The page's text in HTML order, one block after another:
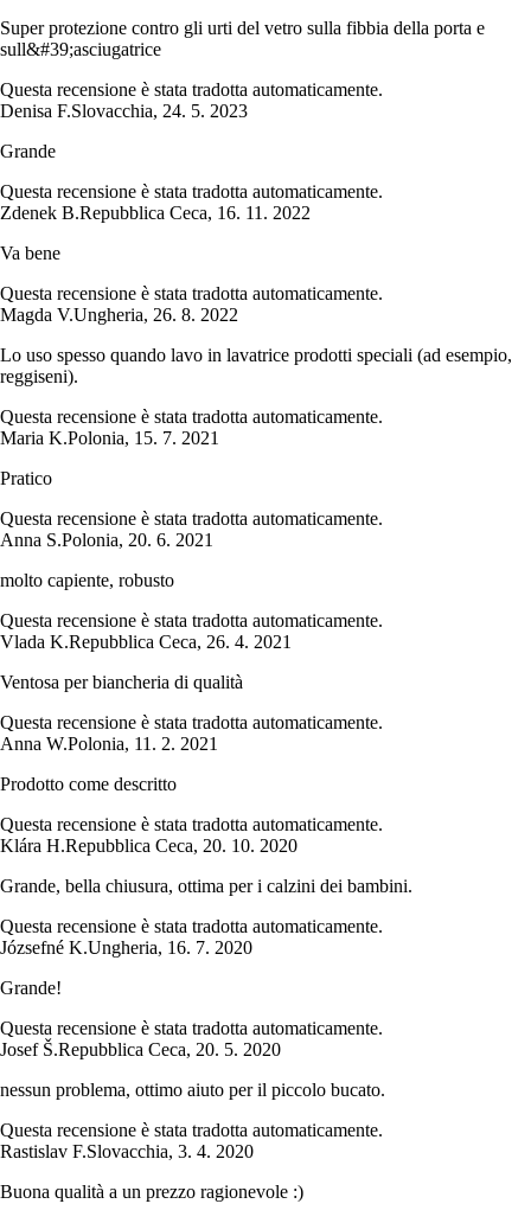
Super protezione contro gli urti del vetro sulla fibbia della porta e
sull&#39;asciugatrice
Questa recensione è stata tradotta automaticamente.
Denisa F.Slovacchia, 24. 5. 2023
Grande
Questa recensione è stata tradotta automaticamente.
Zdenek B.Repubblica Ceca, 16. 11. 2022
Va bene
Questa recensione è stata tradotta automaticamente.
Magda V.Ungheria, 26. 8. 2022
Lo uso spesso quando lavo in lavatrice prodotti speciali (ad esempio,
reggiseni).
Questa recensione è stata tradotta automaticamente.
Maria K.Polonia, 15. 7. 2021
Pratico
Questa recensione è stata tradotta automaticamente.
Anna S.Polonia, 20. 6. 2021
molto capiente, robusto
Questa recensione è stata tradotta automaticamente.
Vlada K.Repubblica Ceca, 26. 4. 2021
Ventosa per biancheria di qualità
Questa recensione è stata tradotta automaticamente.
Anna W.Polonia, 11. 2. 2021
Prodotto come descritto
Questa recensione è stata tradotta automaticamente.
Klára H.Repubblica Ceca, 20. 10. 2020
Grande, bella chiusura, ottima per i calzini dei bambini.
Questa recensione è stata tradotta automaticamente.
Józsefné K.Ungheria, 16. 7. 2020
Grande!
Questa recensione è stata tradotta automaticamente.
Josef Š.Repubblica Ceca, 20. 5. 2020
nessun problema, ottimo aiuto per il piccolo bucato.
Questa recensione è stata tradotta automaticamente.
Rastislav F.Slovacchia, 3. 4. 2020
Buona qualità a un prezzo ragionevole :)